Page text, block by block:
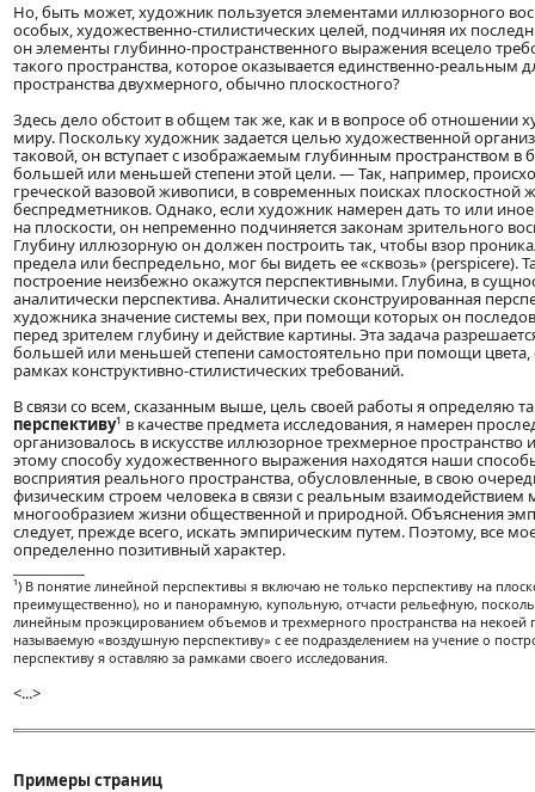
Но, быть может, художник пользуется элементами иллюзорного
особых, художественно-стилистических целей, подчиняя их
он элементы глубинно-пространственного выражения всецело
такого пространства, которое оказывается единственно-реальным
пространства двухмерного, обычно плоскостного?
Здесь дело обстоит в общем так же, как и в вопросе об отношении
миру. Поскольку художник задается целью художественной
таковой, он вступает с изображаемым глубинным пространством в
большей или меньшей степени этой цели. — Так, например,
греческой вазовой живописи, в современных поисках плоскостной
беспредметников. Однако, если художник намерен дать то или
на плоскости, он непременно подчиняется законам зрительного
Глубину иллюзорную он должен построить так, чтобы взор
предела или беспредельно, мог 6ы видеть ее «сквозь» (perspicere).
построение неизбежно окажутся перспективными. Глубина, в
аналитически перспектива. Аналитически сконструированная
художника значение системы вех, при помощи которых он
перед зрителем глубину и действие картины. Эта задача
большей или меньшей степени самостоятельно при помощи цвета,
рамках конструктивно-стилистических требований.
В связи со всем, сказанным выше, цель своей работы я определяю
перспективу¹ в качестве предмета исследования, я намерен
организовалось в искусстве иллюзорное трехмерное
этому способу художественного выражения находятся наши
восприятия реального пространства, обусловленные, в свою
физическим строем человека в связи с реальным
многообразием жизни общественной и природной. Объяснения
следует, прежде всего, искать эмпирическим путем. Поэтому, все
определенно позитивный характер.
¹) В понятие линейной перспективы я включаю не только перспективу на
преимущественно), но и панорамную, купольную, отчасти рельефную,
линейным проэкцированием объемов и трехмерного пространства на некоей
называемую «воздушную перспективу» с ее подразделением на учение о
перспективу я оставляю за рамками своего исследования.
<...>
Примеры страниц